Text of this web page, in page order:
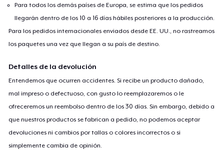
Para todos los demás países de Europa, se estima que los pedidos
llegarán dentro de los 10 a 16 días hábiles posteriores a la producción.
Para los pedidos internacionales enviados desde EE. UU., no rastreamos
los paquetes una vez que llegan a su país de destino.
Detalles de la devolución
Entendemos que ocurren accidentes. Si recibe un producto dañado,
mal impreso o defectuoso, con gusto lo reemplazaremos o le
ofreceremos un reembolso dentro de los 30 días. Sin embargo, debido a
que nuestros productos se fabrican a pedido, no podemos aceptar
devoluciones ni cambios por tallas o colores incorrectos o si
simplemente cambia de opinión.